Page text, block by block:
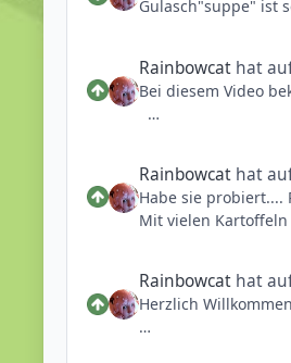
Rainbowcat hat
Bei diesem Video
Rainbowcat hat
Habe sie probiert....
Mit vielen
Gesendet von
Rainbowcat hat
Herzlich